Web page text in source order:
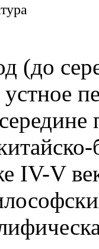
(до
IV-V